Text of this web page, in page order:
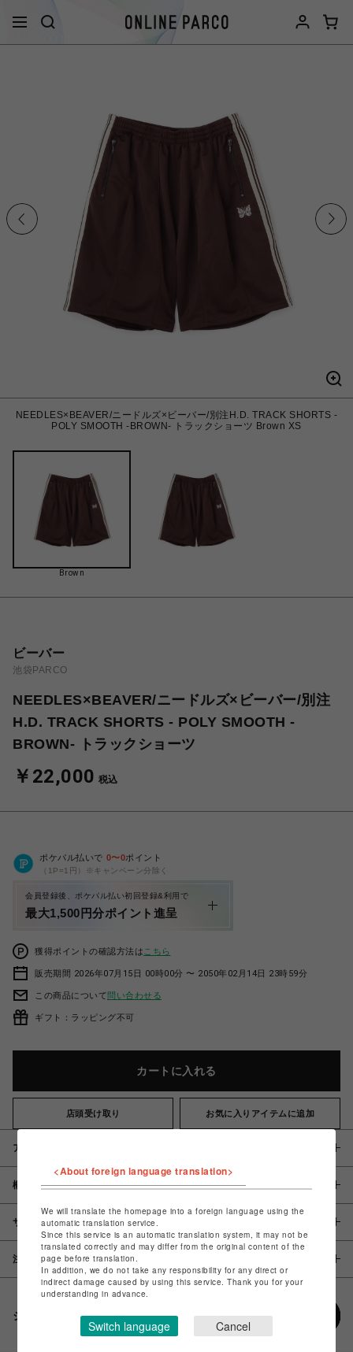
NEEDLES×BEAVER/ニードルズ×ビーバー/別注H.D. TRACK SHORTS -
POLY SMOOTH -BROWN- トラックショーツ Brown XS
Brown
ビーバー
池袋PARCO
NEEDLES×BEAVER/ニードルズ×ビーバー/別注
H.D. TRACK SHORTS - POLY SMOOTH -
BROWN- トラックショーツ
￥22,000 税込
ポケパル払いで 0〜0ポイント
（1P=1円）※キャンペーン分除く
会員登録後、ポケパル払い初回登録&利用で
最大1,500円分ポイント進呈
獲得ポイントの確認方法は こちら
販売期間 2026年07月15日 00時00分 〜 2050年02月14日 23時59分
この商品について問い合わせる
ギフト：ラッピング不可
カートに入れる
店頭受け取り お気に入りアイテムに追加
アイテム説明 / 素材
概要
サイズ
注意事項
シェアする
<About foreign language translation>
We will translate the homepage into a foreign language using the
automatic translation service.
Since this service is an automatic translation system, it may not be
translated correctly and may differ from the original content of the
page before translation.
In addition, we do not take any responsibility for any direct or
indirect damage caused by using this service. Thank you for your
understanding in advance.
Switch language Cancel